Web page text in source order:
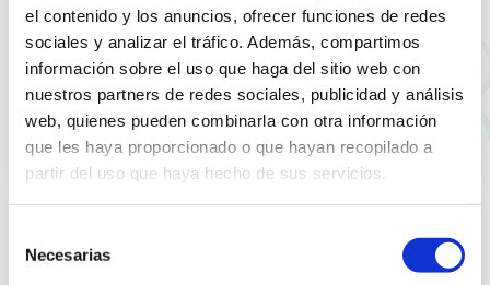
el contenido y los anuncios, ofrecer funciones de redes
sociales y analizar el tráfico. Además, compartimos
información sobre el uso que haga del sitio web con
nuestros partners de redes sociales, publicidad y análisis
web, quienes pueden combinarla con otra información
que les haya proporcionado o que hayan recopilado a
partir del uso que haya hecho de sus servicios.
Necesarias
‘Verano Vivo’ vuelve con más de 40 actuaciones
y propuestas culturales en las calles y plazas de
San Vicente del Raspeig
21 julio 2026 Leer más